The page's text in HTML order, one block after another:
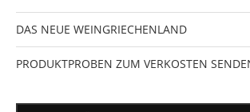
DAS NEUE WEINGRIECHENLAND
PRODUKTPROBEN ZUM VERKOSTEN